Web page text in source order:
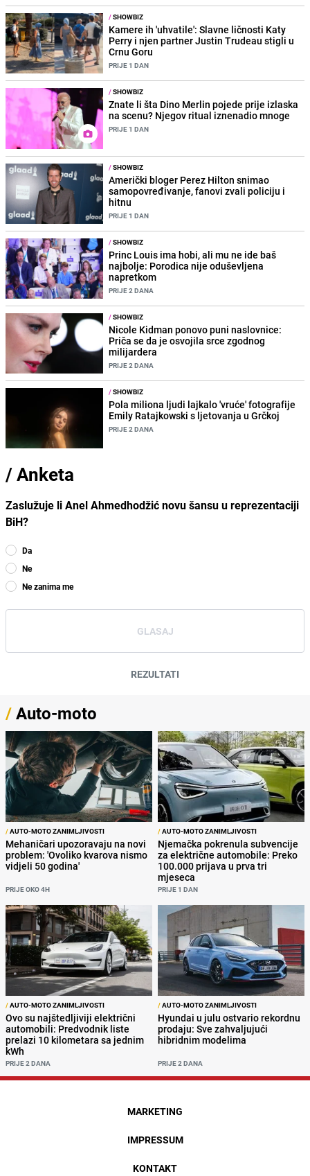
/SHOWBIZ
Kamere ih 'uhvatile': Slavne ličnosti Katy
Perry i njen partner Justin Trudeau stigli u
Crnu Goru
PRIJE 1 DAN
/SHOWBIZ
Znate li šta Dino Merlin pojede prije izlaska
na scenu? Njegov ritual iznenadio mnoge
PRIJE 1 DAN
/SHOWBIZ
Američki bloger Perez Hilton snimao
samopovređivanje, fanovi zvali policiju i
hitnu
PRIJE 1 DAN
/SHOWBIZ
Princ Louis ima hobi, ali mu ne ide baš
najbolje: Porodica nije oduševljena
napretkom
PRIJE 2 DANA
/SHOWBIZ
Nicole Kidman ponovo puni naslovnice:
Priča se da je osvojila srce zgodnog
milijardera
PRIJE 2 DANA
/SHOWBIZ
Pola miliona ljudi lajkalo 'vruće' fotografije
Emily Ratajkowski s ljetovanja u Grčkoj
PRIJE 2 DANA
/Anketa
Zaslužuje li Anel Ahmedhodžić novu šansu u reprezentaciji
BiH?
Da
Ne
Ne zanima me
GLASAJ
REZULTATI
/Auto-moto
/AUTO-MOTO ZANIMLJIVOSTI
Mehaničari upozoravaju na novi
problem: 'Ovoliko kvarova nismo
vidjeli 50 godina'
PRIJE OKO 4H
/AUTO-MOTO ZANIMLJIVOSTI
Njemačka pokrenula subvencije
za električne automobile: Preko
100.000 prijava u prva tri
mjeseca
PRIJE 1 DAN
/AUTO-MOTO ZANIMLJIVOSTI
Ovo su najštedljiviji električni
automobili: Predvodnik liste
prelazi 10 kilometara sa jednim
kWh
PRIJE 2 DANA
/AUTO-MOTO ZANIMLJIVOSTI
Hyundai u julu ostvario rekordnu
prodaju: Sve zahvaljujući
hibridnim modelima
PRIJE 2 DANA
MARKETING
IMPRESSUM
KONTAKT